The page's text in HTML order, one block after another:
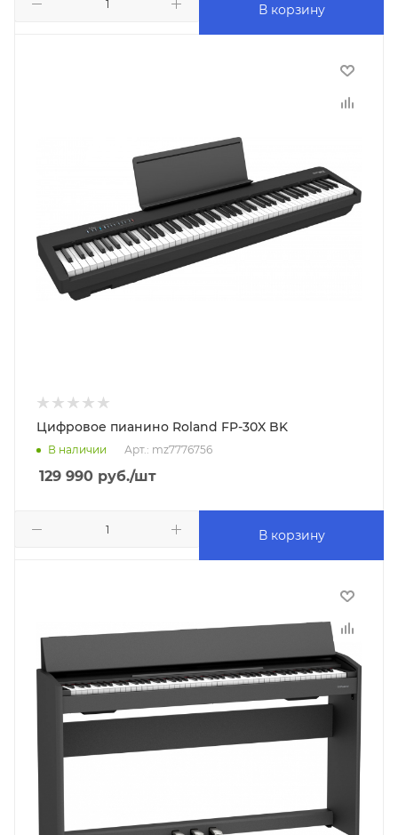
В корзину
Цифровое пианино Roland FP-30X BK
В наличии Арт.: mz7776756
129 990 руб./шт
В корзину